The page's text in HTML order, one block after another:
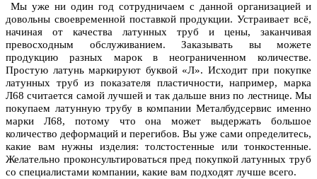
Мы уже ни один год сотрудничаем с данной организацией и
довольны своевременной поставкой продукции. Устраивает всё,
начиная от качества латунных труб и цены, заканчивая
превосходным обслуживанием. Заказывать вы можете
продукцию разных марок в неограниченном количестве.
Простую латунь маркируют буквой «Л». Исходит при покупке
латунных труб из показателя пластичности, например, марка
Л68 считается самой лучшей и так дальше вниз по лестнице. Мы
покупаем латунную трубу в компании Металбудсервис именно
марки Л68, потому что она может выдержать большое
количество деформаций и перегибов. Вы уже сами определитесь,
какие вам нужны изделия: толстостенные или тонкостенные.
Желательно проконсультироваться пред покупкой латунных труб
со специалистами компании, какие вам подходят лучше всего.